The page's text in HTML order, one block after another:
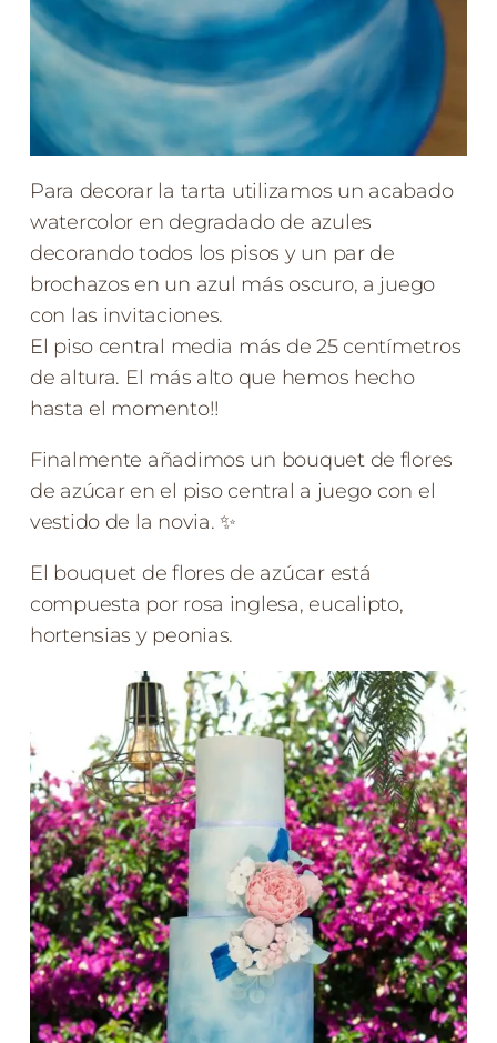
Para decorar la tarta utilizamos un acabado
watercolor en degradado de azules
decorando todos los pisos y un par de
brochazos en un azul más oscuro, a juego
con las invitaciones.
El piso central media más de 25 centímetros
de altura. El más alto que hemos hecho
hasta el momento!!
Finalmente añadimos un bouquet de flores
de azúcar en el piso central a juego con el
vestido de la novia. ✨
El bouquet de flores de azúcar está
compuesta por rosa inglesa, eucalipto,
hortensias y peonias.